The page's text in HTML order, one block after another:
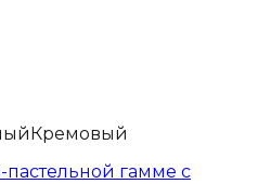
Кремовый
пастельной гамме с